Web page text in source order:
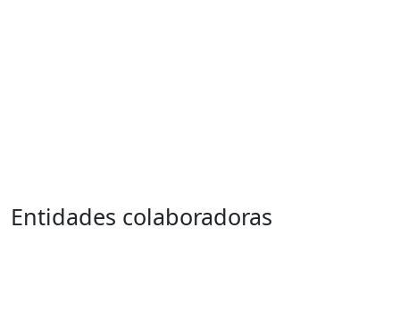
Entidades colaboradoras